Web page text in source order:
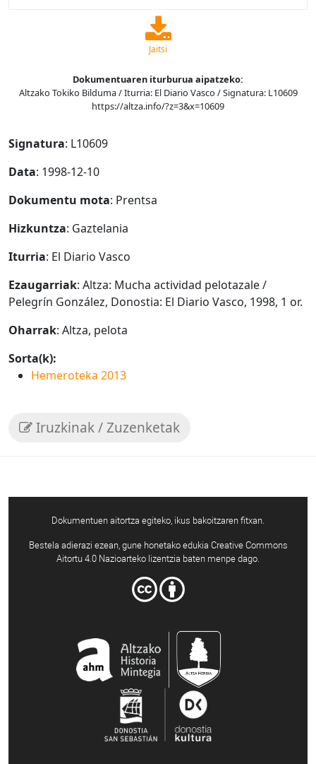
Jaitsi
Dokumentuaren iturburua aipatzeko:
Altzako Tokiko Bilduma / Iturria: El Diario Vasco / Signatura: L10609
https://altza.info/?z=3&x=10609
Signatura: L10609
Data: 1998-12-10
Dokumentu mota: Prentsa
Hizkuntza: Gaztelania
Iturria: El Diario Vasco
Ezaugarriak: Altza: Mucha actividad pelotazale /
Pelegrín González, Donostia: El Diario Vasco, 1998, 1 or.
Oharrak: Altza, pelota
Sorta(k):
Hemeroteka 2013
Iruzkinak / Zuzenketak
Dokumentuen aitortza egiteko, ikus bakoitzaren fitxan.
Bestela adierazi ezean, gune honetako edukia Creative Commons
Aitortu 4.0 Nazioarteko lizentzia baten menpe dago.